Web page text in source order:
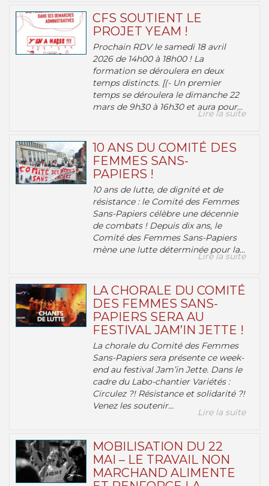
CFS SOUTIENT LE
PROJET YEAM !
Prochain RDV le samedi 18 avril
2026 de 14h00 à 18h00 ! La
formation se déroulera en deux
temps distincts. [(- Un premier
temps se déroulera le dimanche 22
mars de 9h30 à 16h30 et aura pour...
Lire la suite
10 ANS DU COMITÉ DES
FEMMES SANS-
PAPIERS !
10 ans de lutte, de dignité et de
résistance : le Comité des Femmes
Sans-Papiers célèbre une décennie
de combats ! Depuis dix ans, le
Comité des Femmes Sans-Papiers
mène une lutte déterminée pour la...
Lire la suite
LA CHORALE DU COMITÉ
DES FEMMES SANS-
PAPIERS SERA AU
FESTIVAL JAM’IN JETTE !
La chorale du Comité des Femmes
Sans-Papiers sera présente ce week-
end au festival Jam’in Jette. Dans le
cadre du Labo-chantier Variétés :
Circulez ?! Résistance et solidarité ?!
Venez les soutenir...
Lire la suite
MOBILISATION DU 22
MAI – LE TRAVAIL NON
MARCHAND ALIMENTE